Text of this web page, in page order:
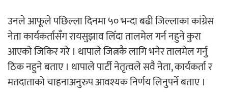
चलचित्र ‘माया भनेकै यस्तो होला’को शीर्ष गीत
सार्वजनिक
उनले आफूले पछिल्ला दिनमा ५० भन्दा बढी जिल्लाका कांग्रेस
नेता कार्यकर्तासँग रायसुझाव लिँदा तालमेल गर्न नहुने कुरा
आएको जिकिर गरे । थापाले जित्नकै लागि भनेर तालमेल गर्नु
ठिक नहुने बताए । थापाले पार्टी नेतृत्वले सवै नेता, कार्यकर्ता र
मतदाताको चाहनाअनुरुप आवश्यक निर्णय लिनुपर्ने बताए ।